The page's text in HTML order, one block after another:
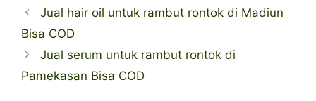
Jual hair oil untuk rambut rontok di Madiun
Bisa COD
Jual serum untuk rambut rontok di
Pamekasan Bisa COD